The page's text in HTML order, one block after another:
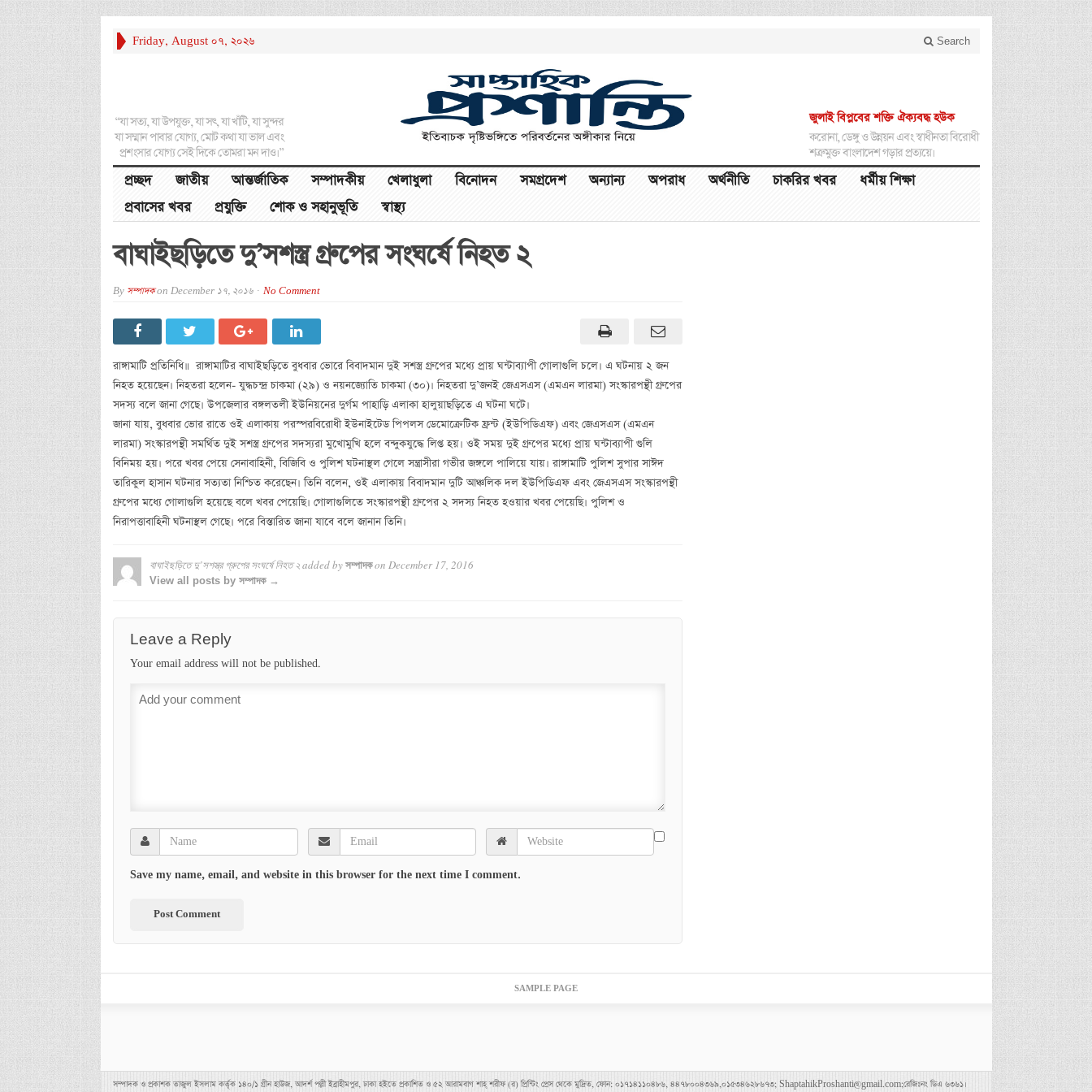
Friday, August 07, 2026 Search
“যা সত্য, যা উপযুক্ত, যা সৎ, যা খাঁটি, যা সুন্দর
যা সম্মান পাবার যোগ্য, মোট কথা যা ভাল এবং
প্রশংসার যোগ্য সেই দিকে তোমরা মন দাও।”
জুলাই বিপ্লবের শক্তি ঐক্যবদ্ধ হউক
করোনা, ডেঙ্গু ও উন্নয়ন এবং স্বাধীনতা বিরোধী
শত্রুমুক্ত বাংলাদেশ গড়ার প্রত্যয়ে।
প্রচ্ছদ জাতীয় আন্তর্জাতিক সম্পাদকীয় খেলাধুলা বিনোদন সমগ্রদেশ অন্যান্য অপরাধ অর্থনীতি চাকরির খবর
ধর্মীয় শিক্ষা
প্রবাসের খবর
প্রযুক্তি শোক ও সহানুভূতি স্বাস্থ্য
বাঘাইছড়িতে দু’সশস্ত্র গ্রুপের সংঘর্ষে নিহত ২
By সম্পাদকon December 17, 2016 No Comment
রাঙ্গামাটি প্রতিনিধি॥ রাঙ্গামাটির বাঘাইছড়িতে বুধবার ভোরে বিবাদমান দুই সশস্ত্র গ্রুপের মধ্যে প্রায় ঘন্টাব্যাপী গোলাগুলি চলে। এ ঘটনায় ২ জন
নিহত হয়েছেন। নিহতরা হলেন- যুদ্ধচন্দ্র চাকমা (২৯) ও নয়নজ্যোতি চাকমা (৩০)। নিহতরা দু’জনই জেএসএস (এমএন লারমা) সংস্কারপন্থী গ্রুপের
সদস্য বলে জানা গেছে। উপজেলার বঙ্গলতলী ইউনিয়নের দুর্গম পাহাড়ি এলাকা হালুয়াছড়িতে এ ঘটনা ঘটে।
জানা যায়, বুধবার ভোর রাতে ওই এলাকায় পরস্পরবিরোধী ইউনাইটেড পিপলস ডেমোক্রেটিক ফ্রন্ট (ইউপিডিএফ) এবং জেএসএস (এমএন
লারমা) সংস্কারপন্থী সমর্থিত দুই সশস্ত্র গ্রুপের সদস্যরা মুখোমুখি হলে বন্দুকযুদ্ধে লিপ্ত হয়। ওই সময় দুই গ্রুপের মধ্যে প্রায় ঘন্টাব্যাপী গুলি
বিনিময় হয়। পরে খবর পেয়ে সেনাবাহিনী, বিজিবি ও পুলিশ ঘটনাস্থল গেলে সন্ত্রাসীরা গভীর জঙ্গলে পালিয়ে যায়। রাঙ্গামাটি পুলিশ সুপার সাঈদ
তারিকুল হাসান ঘটনার সত্যতা নিশ্চিত করেছেন। তিনি বলেন, ওই এলাকায় বিবাদমান দুটি আঞ্চলিক দল ইউপিডিএফ এবং জেএসএস সংস্কারপন্থী
গ্রুপের মধ্যে গোলাগুলি হয়েছে বলে খবর পেয়েছি। গোলাগুলিতে সংস্কারপন্থী গ্রুপের ২ সদস্য নিহত হওয়ার খবর পেয়েছি। পুলিশ ও
নিরাপত্তাবাহিনী ঘটনাস্থল গেছে। পরে বিস্তারিত জানা যাবে বলে জানান তিনি।
বাঘাইছড়িতে দু’সশস্ত্র গ্রুপের সংঘর্ষে নিহত ২added by সম্পাদকon December 17, 2016
View all posts by সম্পাদক →
Leave a Reply
Your email address will not be published.
Save my name, email, and website in this browser for the next time I comment.
SAMPLE PAGE
সম্পাদক ও প্রকাশক তাজুল ইসলাম কর্তৃক ১৪০/১ গ্রীন হাউজ, আদর্শ পল্লী ইব্রাহীমপুর, ঢাকা হইতে প্রকাশিত ও ৫২ আরামবাগ শাহ্ শরীফ (র) প্রিন্টিং প্রেস থেকে মুদ্রিত, ফোন: ০১৭১৪১১০৪৮৬, ৪৪৭৮০০৪৩৬৯,০১৫৩৪৬২৮৬৭৩; ShaptahikProshanti@gmail.com;রেজিঃনং ডিএ ৬৩৬১।